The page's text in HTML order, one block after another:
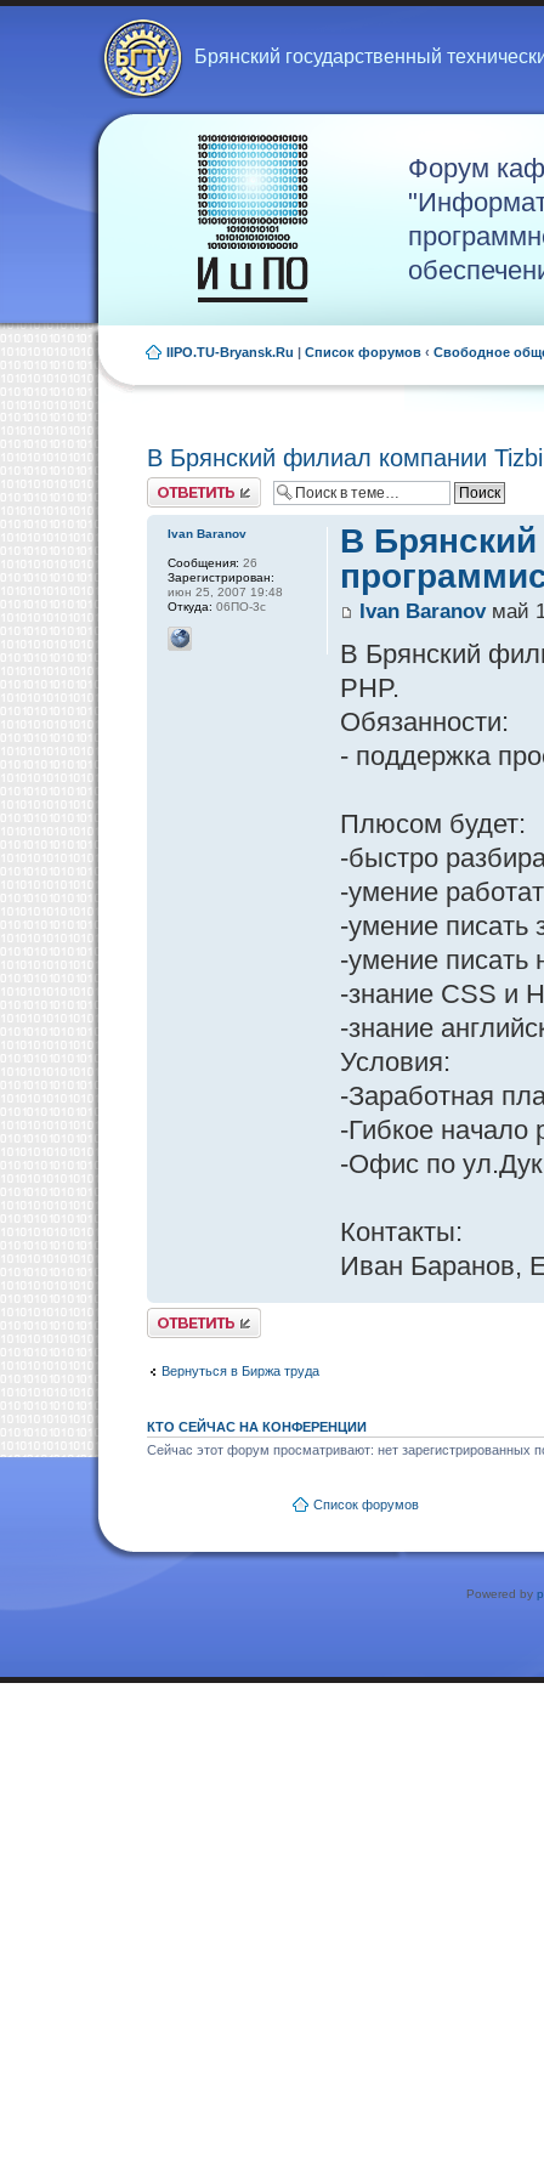
Брянский государственный
Форум
IIPO.TU-Bryansk.Ru | Список форумов ‹ Свободное
В Брянский филиал компании
Ответить
В
Ivan Baranovмай
В Брянский
PHP.
Обязанности:
- поддержка
Плюсом будет:
-быстро
-умение
-умение писать
-умение писать
-знание CSS и
-знание
Условия:
-Заработная
-Гибкое начало
-Офис по
Контакты:
Иван Баранов,
Ivan Baranov
Сообщения: 26
Зарегистрирован:
июн 25, 2007 19:48
Откуда: 06ПО-3с
Ответить
Вернуться в Биржа труда
КТО СЕЙЧАС НА КОНФЕРЕНЦИИ
Сейчас этот форум просматривают: нет зарегистрированных
Список форумов
Powered by